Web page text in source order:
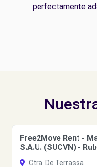
perfectamente
Free2Move Rent -
S.A.U. (SUCVN) -
Ctra. De Terrassa